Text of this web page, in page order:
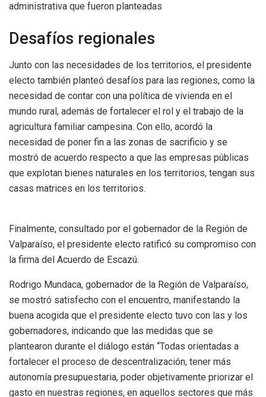
administrativa que fueron planteadas
Desafíos regionales
Junto con las necesidades de los territorios, el presidente
electo también planteó desafíos para las regiones, como la
necesidad de contar con una política de vivienda en el
mundo rural, además de fortalecer el rol y el trabajo de la
agricultura familiar campesina. Con ello, acordó la
necesidad de poner fin a las zonas de sacrificio y se
mostró de acuerdo respecto a que las empresas públicas
que explotan bienes naturales en los territorios, tengan sus
casas matrices en los territorios.
Finalmente, consultado por el gobernador de la Región de
Valparaíso, el presidente electo ratificó su compromiso con
la firma del Acuerdo de Escazú.
Rodrigo Mundaca, gobernador de la Región de Valparaíso,
se mostró satisfecho con el encuentro, manifestando la
buena acogida que el presidente electo tuvo con las y los
gobernadores, indicando que las medidas que se
plantearon durante el diálogo están “Todas orientadas a
fortalecer el proceso de descentralización, tener más
autonomía presupuestaria, poder objetivamente priorizar el
gasto en nuestras regiones, en aquellos sectores que más